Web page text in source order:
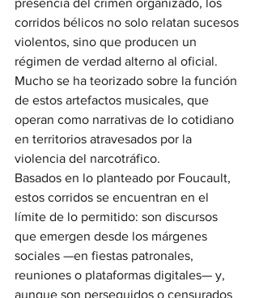
corridos bélicos no solo relatan sucesos
violentos, sino que producen un
régimen de verdad alterno al oficial.
Mucho se ha teorizado sobre la función
de estos artefactos musicales, que
operan como narrativas de lo cotidiano
en territorios atravesados por la
violencia del narcotráfico.
Basados en lo planteado por Foucault,
estos corridos se encuentran en el
límite de lo permitido: son discursos
que emergen desde los márgenes
sociales —en fiestas patronales,
reuniones o plataformas digitales— y,
aunque son perseguidos o censurados